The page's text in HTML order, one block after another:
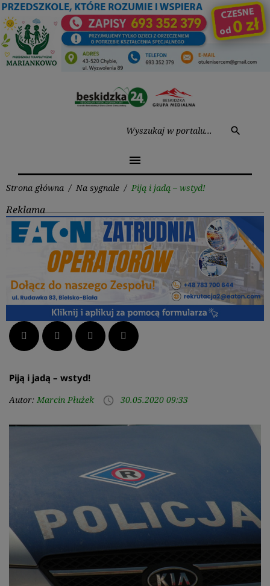
Przejdź
do
treści
search
menu
Strona główna / Na sygnale / Piją i jadą – wstyd!
Reklama
Facebook Twitter LinkedIn Pinterest
Piją i jadą – wstyd!
Autor: Marcin Płużek access_time 30.05.2020 09:33